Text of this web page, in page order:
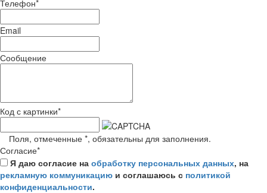
Телефон*
Email
Сообщение
Код с картинки*
Поля, отмеченные *, обязательны для заполнения.
Согласие*
Я даю согласие на обработку персональных данных, на
рекламную коммуникацию и соглашаюсь с политикой
конфиденциальности.